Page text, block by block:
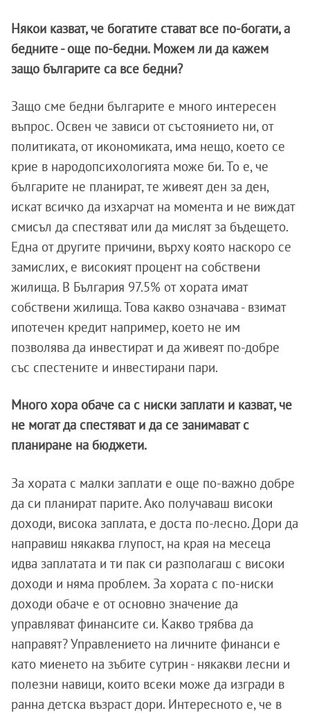
Някои казват, че богатите стават все по-богати, а
бедните - още по-бедни. Можем ли да кажем
защо българите са все бедни?
Защо сме бедни българите е много интересен
въпрос. Освен че зависи от състоянието ни, от
политиката, от икономиката, има нещо, което се
крие в народопсихологията може би. То е, че
българите не планират, те живеят ден за ден,
искат всичко да изхарчат на момента и не виждат
смисъл да спестяват или да мислят за бъдещето.
Една от другите причини, върху която наскоро се
замислих, е високият процент на собствени
жилища. В България 97.5% от хората имат
собствени жилища. Това какво означава - взимат
ипотечен кредит например, което не им
позволява да инвестират и да живеят по-добре
със спестените и инвестирани пари.
Много хора обаче са с ниски заплати и казват, че
не могат да спестяват и да се занимават с
планиране на бюджети.
За хората с малки заплати е още по-важно добре
да си планират парите. Ако получаваш високи
доходи, висока заплата, е доста по-лесно. Дори да
направиш някаква глупост, на края на месеца
идва заплатата и ти пак си разполагаш с високи
доходи и няма проблем. За хората с по-ниски
доходи обаче е от основно значение да
управляват финансите си. Какво трябва да
направят? Управлението на личните финанси е
като миенето на зъбите сутрин - някакви лесни и
полезни навици, които всеки може да изгради в
ранна детска възраст дори. Интересното е, че в